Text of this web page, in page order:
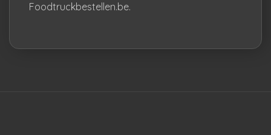
Foodtruckbestellen.be.